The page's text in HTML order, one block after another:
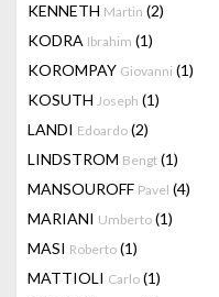
KENNETH Martin (2)
KODRA Ibrahim (1)
KOROMPAY Giovanni (1)
KOSUTH Joseph (1)
LANDI Edoardo (2)
LINDSTROM Bengt (1)
MANSOUROFF Pavel (4)
MARIANI Umberto (1)
MASI Roberto (1)
MATTIOLI Carlo (1)